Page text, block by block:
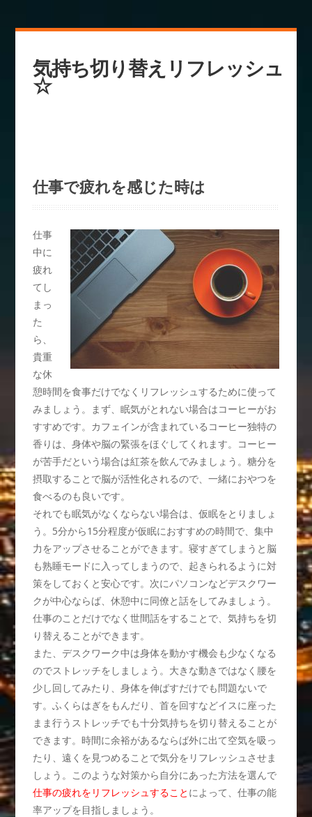
気持ち切り替えリフレッシュ
☆
仕事で疲れを感じた時は
仕事
中に
疲れ
てし
まっ
た
ら、
貴重
な休
憩時間を食事だけでなくリフレッシュするために使って
みましょう。まず、眠気がとれない場合はコーヒーがお
すすめです。カフェインが含まれているコーヒー独特の
香りは、身体や脳の緊張をほぐしてくれます。コーヒー
が苦手だという場合は紅茶を飲んでみましょう。糖分を
摂取することで脳が活性化されるので、一緒におやつを
食べるのも良いです。
それでも眠気がなくならない場合は、仮眠をとりましょ
う。5分から15分程度が仮眠におすすめの時間で、集中
力をアップさせることができます。寝すぎてしまうと脳
も熟睡モードに入ってしまうので、起きられるように対
策をしておくと安心です。次にパソコンなどデスクワー
クが中心ならば、休憩中に同僚と話をしてみましょう。
仕事のことだけでなく世間話をすることで、気持ちを切
り替えることができます。
また、デスクワーク中は身体を動かす機会も少なくなる
のでストレッチをしましょう。大きな動きではなく腰を
少し回してみたり、身体を伸ばすだけでも問題ないで
す。ふくらはぎをもんだり、首を回すなどイスに座った
まま行うストレッチでも十分気持ちを切り替えることが
できます。時間に余裕があるならば外に出て空気を吸っ
たり、遠くを見つめることで気分をリフレッシュさせま
しょう。このような対策から自分にあった方法を選んで
仕事の疲れをリフレッシュすること によって、仕事の能
率アップを目指しましょう。